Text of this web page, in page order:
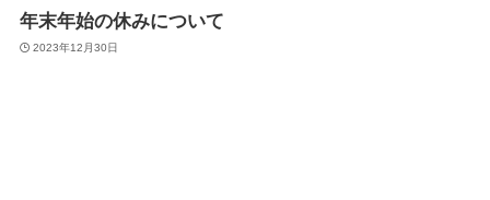
年末年始の休みについて
2023年12月30日